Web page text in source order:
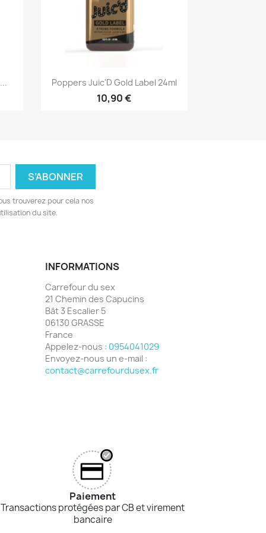
 Aperçu rapide
Poppers Juic'D Gold Label 24ml
10,90 €
trouverez pour cela nos
du site.
INFORMATIONS
Carrefour du sex
21 Chemin des Capucins
Bât 3 Escalier 5
06130 GRASSE
France
Appelez-nous : 0954041029
Envoyez-nous un e-mail :
contact@carrefourdusex.fr
Paiement
Transactions protégées par CB et virement
bancaire